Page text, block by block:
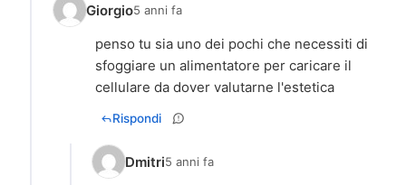
Giorgio5 anni fa
penso tu sia uno dei pochi che necessiti di
sfoggiare un alimentatore per caricare il
cellulare da dover valutarne l'estetica
Rispondi
Dmitri5 anni fa